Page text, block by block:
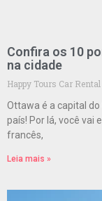
Confira os 10
na cidade
Happy Tours Car Rental
Ottawa é a capital
país! Por lá, você vai
francês,
Leia mais »